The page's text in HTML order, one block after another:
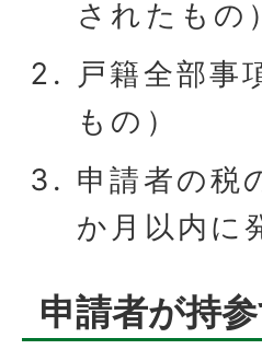
されたもの
戸籍全部事
もの）
申請者の税
か月以内に
申請者が持